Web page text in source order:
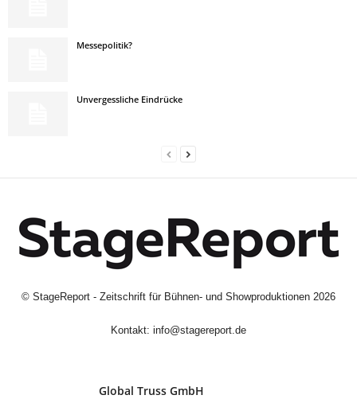
Messepolitik?
Unvergessliche Eindrücke
© StageReport - Zeitschrift für Bühnen- und Showproduktionen 2026
Kontakt: info@stagereport.de
Global Truss GmbH